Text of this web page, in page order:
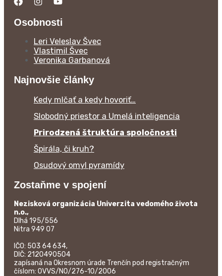
Osobnosti
Leri Veleslav Švec
Vlastimil Švec
Veronika Garbanová
Najnovšie články
Kedy mlčať a kedy hovoriť…
Slobodný priestor a Umelá inteligencia
Prirodzená štruktúra spoločnosti
Špirála, či kruh?
Osudový omyl pyramídy
Zostaňme v spojení
Nezisková organizácia Univerzita vedomého života
n.o.,
Dlhá 195/556
Nitra 949 07
IČO: 503 64 634,
DIČ: 2120490504
zapísaná na Okresnom úrade Trenčín pod registračným
číslom: OVVS/NO/276-10/2006